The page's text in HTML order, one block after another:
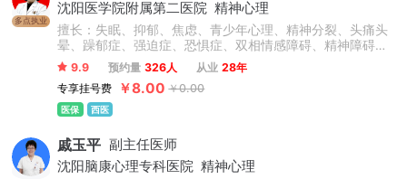
多点执业
沈阳医学院附属第二医院 精神心理
擅长：失眠、抑郁、焦虑、青少年心理、精神分裂、头痛头
晕、躁郁症、强迫症、恐惧症、双相情感障碍、精神障碍、
酒精依赖、青少年儿童群体厌学、叛逆、注意力缺陷、学习
困难、学习焦虑、多动症、抽动症、自闭症、网络成瘾、家
庭关系改善、社交恐惧、创伤治疗等。
9.9 预约量 326人 从业 28年
专享挂号费
￥8.00 ￥0.00
医保 西医
戚玉平 副主任医师
沈阳脑康心理专科医院 精神心理